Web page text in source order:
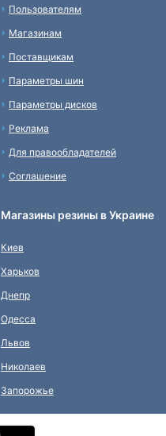
Пользователям
Магазинам
Поставщикам
Параметры шин
Параметры дисков
Реклама
Для правообладателей
Соглашение
Магазины резины в Украине
Киев
Харьков
Днепр
Одесса
Львов
Николаев
Запорожье